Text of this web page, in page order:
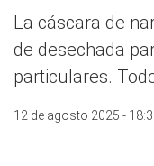
La cáscara de
de desechada
particulares.
12 de agosto 2025 -